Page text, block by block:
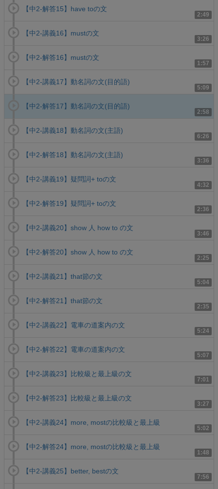
2:49
【中2-解答15】have toの文
3:26
【中2-講義16】mustの文
1:57
【中2-解答16】mustの文
5:09
【中2-講義17】動名詞の文(目的語)
2:58
【中2-解答17】動名詞の文(目的語)
6:26
【中2-講義18】動名詞の文(主語)
3:36
【中2-解答18】動名詞の文(主語)
4:32
【中2-講義19】疑問詞+ toの文
2:36
【中2-解答19】疑問詞+ toの文
3:46
【中2-講義20】show 人 how to の文
2:25
【中2-解答20】show 人 how to の文
5:04
【中2-講義21】that節の文
2:35
【中2-解答21】that節の文
5:24
【中2-講義22】電車の道案内の文
5:07
【中2-解答22】電車の道案内の文
7:01
【中2-講義23】比較級と最上級の文
3:27
【中2-解答23】比較級と最上級の文
5:02
【中2-講義24】more, mostの比較級と最上級
1:48
【中2-解答24】more, mostの比較級と最上級
7:56
【中2-講義25】better, bestの文